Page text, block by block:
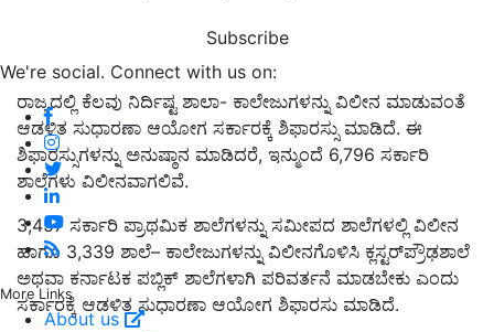
Subscribe
We're social. Connect with us on:
More Links
About us
ರಾಜ್ಯದಲ್ಲಿ ಕೆಲವು ನಿರ್ದಿಷ್ಟ ಶಾಲಾ- ಕಾಲೇಜುಗಳನ್ನು ವಿಲೀನ ಮಾಡುವಂತೆ
ಆಡಳಿತ ಸುಧಾರಣಾ ಆಯೋಗ ಸರ್ಕಾರಕ್ಕೆ ಶಿಫಾರಸ್ಸು ಮಾಡಿದೆ. ಈ
ಶಿಫಾರಸ್ಸುಗಳನ್ನು ಅನುಷ್ಠಾನ ಮಾಡಿದರೆ, ಇನ್ಮುಂದೆ 6,796 ಸರ್ಕಾರಿ
ಶಾಲೆಗಳು ವಿಲೀನವಾಗಲಿವೆ.
3,457 ಸರ್ಕಾರಿ ಪ್ರಾಥಮಿಕ ಶಾಲೆಗಳನ್ನು ಸಮೀಪದ ಶಾಲೆಗಳಲ್ಲಿ ವಿಲೀನ
ಹಾಗೂ 3,339 ಶಾಲೆ– ಕಾಲೇಜುಗಳನ್ನು ವಿಲೀನಗೊಳಿಸಿ ಕ್ಲಸ್ಟರ್‌ಪ್ರೌಢಶಾಲೆ
ಅಥವಾ ಕರ್ನಾಟಕ ಪಬ್ಲಿಕ್ ಶಾಲೆಗಳಾಗಿ ಪರಿವರ್ತನೆ ಮಾಡಬೇಕು ಎಂದು
ಸರ್ಕಾರಕ್ಕೆ ಆಡಳಿತ ಸುಧಾರಣಾ ಆಯೋಗ ಶಿಫಾರಸು ಮಾಡಿದೆ.